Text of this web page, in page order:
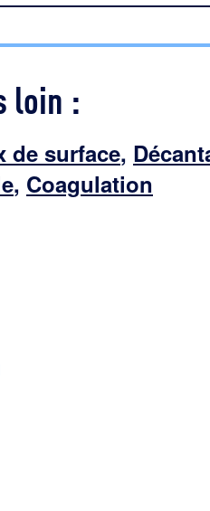
loin :
de surface,
, Coagulation